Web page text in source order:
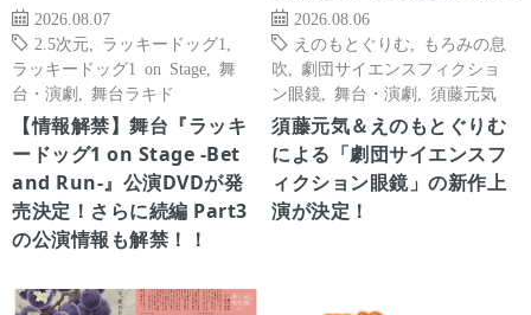
2026.08.07
2.5次元
ラッキードッグ1
ラッキードッグ1 on Stage
舞
台・演劇
舞台ラキド
【情報解禁】舞台『ラッキ
ードッグ1 on Stage -Bet
and Run-』公演DVDが発
売決定！さらに続編 Part3
の公演情報も解禁！！
2026.08.06
えのもとぐりむ
もろみの息
吹
劇団サイエンスフィクショ
ン眼鏡
舞台・演劇 須藤元気
須藤元気＆えのもとぐりむ
による「劇団サイエンスフ
ィクション眼鏡」の新作上
演が決定！